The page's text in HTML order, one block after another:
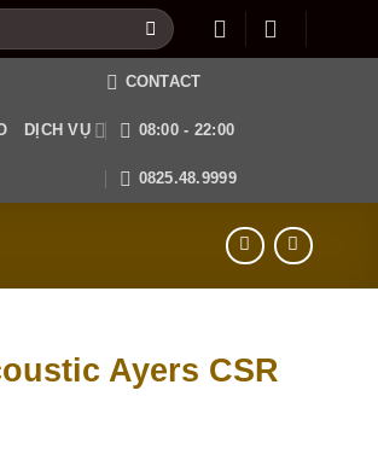
DỊCH VỤ
CONTACT
08:00 - 22:00
0825.48.9999
Ayers CSR